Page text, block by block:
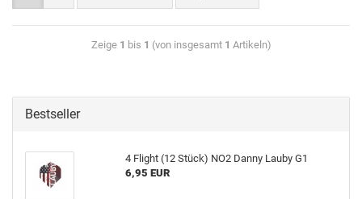
Zeige 1 bis 1 (von insgesamt 1 Artikeln)
Bestseller
4 Flight (12 Stück) NO2 Danny Lauby G1
6,95 EUR